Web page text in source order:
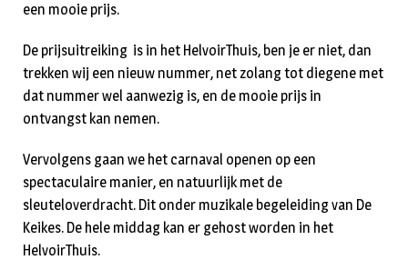
een mooie prijs.
De prijsuitreiking is in het HelvoirThuis, ben je er niet, dan
trekken wij een nieuw nummer, net zolang tot diegene met
dat nummer wel aanwezig is, en de mooie prijs in
ontvangst kan nemen.
Vervolgens gaan we het carnaval openen op een
spectaculaire manier, en natuurlijk met de
sleuteloverdracht. Dit onder muzikale begeleiding van De
Keikes. De hele middag kan er gehost worden in het
HelvoirThuis.